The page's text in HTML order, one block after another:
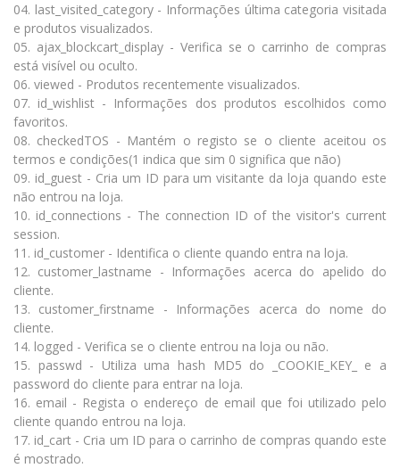
04. last_visited_category - Informações última categoria visitada
e produtos visualizados.
05. ajax_blockcart_display - Verifica se o carrinho de compras
está visível ou oculto.
06. viewed - Produtos recentemente visualizados.
07. id_wishlist - Informações dos produtos escolhidos como
favoritos.
08. checkedTOS - Mantém o registo se o cliente aceitou os
termos e condições(1 indica que sim 0 significa que não)
09. id_guest - Cria um ID para um visitante da loja quando este
não entrou na loja.
10. id_connections - The connection ID of the visitor's current
session.
11. id_customer - Identifica o cliente quando entra na loja.
12. customer_lastname - Informações acerca do apelido do
cliente.
13. customer_firstname - Informações acerca do nome do
cliente.
14. logged - Verifica se o cliente entrou na loja ou não.
15. passwd - Utiliza uma hash MD5 do _COOKIE_KEY_ e a
password do cliente para entrar na loja.
16. email - Regista o endereço de email que foi utilizado pelo
cliente quando entrou na loja.
17. id_cart - Cria um ID para o carrinho de compras quando este
é mostrado.